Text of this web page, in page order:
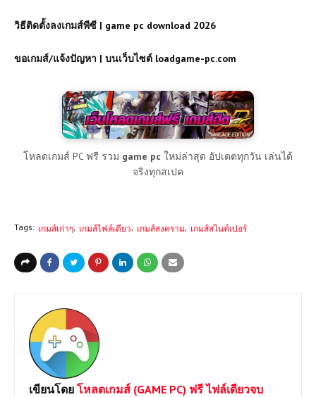
วิธีติดตั้งลงเกมส์พีซี | game pc download 2026
ขอเกมส์/แจ้งปัญหา | บนเว็บไซต์ loadgame-pc.com
โหลดเกมส์ PC ฟรี รวม game pc ใหม่ล่าสุด อัปเดตทุกวัน เล่นได้
จริงทุกสเปค
Tags: เกมส์เก่าๆ เกมส์ไฟล์เดียว เกมส์สงคราม เกมส์สไนท์เปอร์
เขียนโดย โหลดเกมส์ (GAME PC) ฟรี ไฟล์เดียวจบ